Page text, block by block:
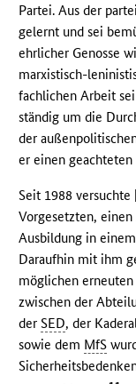
Partei. Aus der
gelernt und sei
ehrlicher Genosse
marxistisch-
fachlichen Arbeit
ständig um die
der
er einen geachteten
Seit 1988
Vorgesetzten,
Ausbildung in
Daraufhin mit ihm
möglichen
zwischen der
derSED, der
sowie dem MfS